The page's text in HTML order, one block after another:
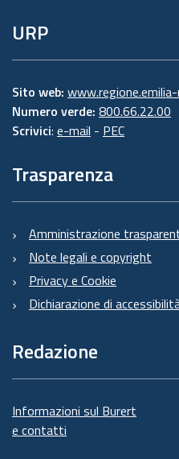
URP
Sito web:
Numero verde: 800.66.22.00
Scrivici: e-mail - PEC
Trasparenza
Amministrazione
Note legali e copyright
Privacy e Cookie
Dichiarazione di
Redazione
Informazioni sul Burert
e contatti